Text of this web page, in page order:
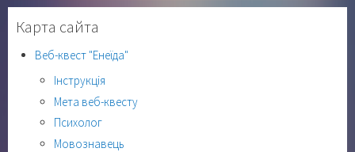
Карта сайта
Веб-квест "Енеїда"
Інструкція
Мета веб-квесту
Психолог
Мовознавець